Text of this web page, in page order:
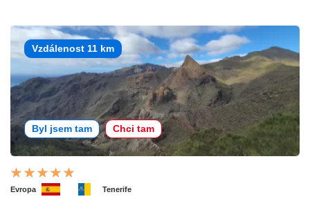
Vzdálenost 11 km
Byl jsem tam Chci tam
Evropa Tenerife